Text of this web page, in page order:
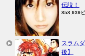
伝説！
858,939
スラム
後】